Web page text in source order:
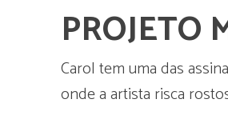
PROJETO
Carol tem uma das
onde a artista risca